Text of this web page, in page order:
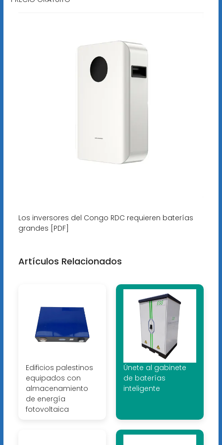
Los inversores del Congo RDC requieren baterías
grandes [PDF]
Artículos Relacionados
Edificios palestinos
equipados con
almacenamiento
de energía
fotovoltaica
Únete al gabinete
de baterías
inteligente